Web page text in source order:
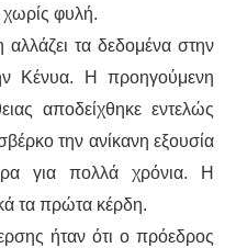
φυλή.
αλλάζει τα δεδομένα στην
Κένυα. Η προηγούμενη
αποδείχθηκε εντελώς
την ανίκανη εξουσία
για πολλά χρόνια. Η
τα πρώτα κέρδη.
ήταν ότι ο πρόεδρος